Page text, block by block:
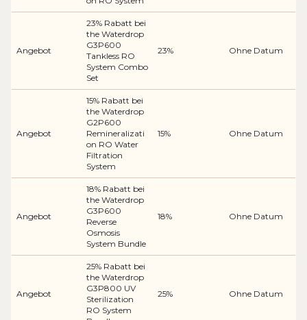
Angebot
23% Rabatt bei
the Waterdrop
G3P600
Tankless RO
System Combo
Set
23% Ohne Datum
Angebot
15% Rabatt bei
the Waterdrop
G2P600
Remineralizati
on RO Water
Filtration
System
15% Ohne Datum
Angebot
18% Rabatt bei
the Waterdrop
G3P600
Reverse
Osmosis
System Bundle
18% Ohne Datum
Angebot
25% Rabatt bei
the Waterdrop
G3P800 UV
Sterilization
RO System
25% Ohne Datum